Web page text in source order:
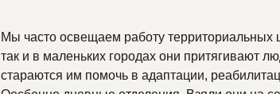
Мы часто освещаем работу территориальных
так и в маленьких городах они притягивают
стараются им помочь в адаптации,